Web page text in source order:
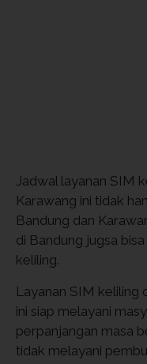
Jadwal layanan SIM
Karawang ini tidak
Bandung dan
di Bandung jugsa
keliling.
Layanan SIM keliling
ini siap melayani
perpanjangan masa
tidak melayani